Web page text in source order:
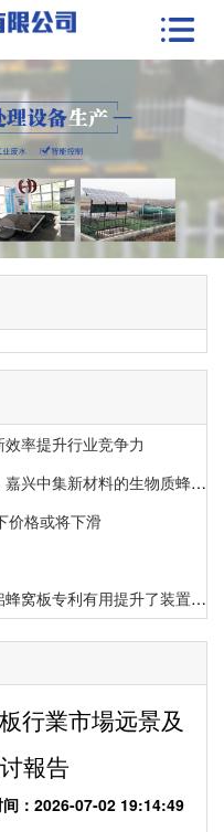
率提升行业竞争力
料的生物质蜂窝板专利申报引发热议
价格或将下滑
有用提升了装置功率和装置质量
行業市場远景及
報告
：2026-07-02 19:14:49